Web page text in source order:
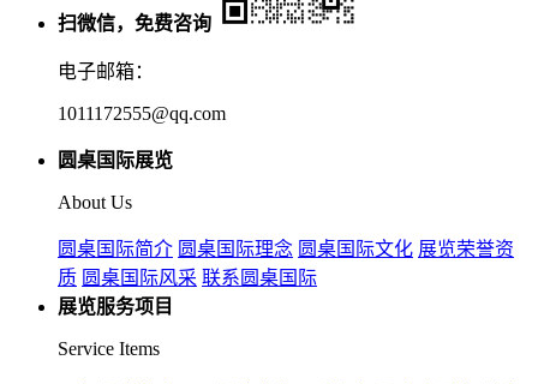
扫微信，免费咨询
电子邮箱：
1011172555@qq.com
圆桌国际展览
About Us
圆桌国际简介 圆桌国际理念 圆桌国际文化 展览荣誉资
质 圆桌国际风采 联系圆桌国际
展览服务项目
Service Items